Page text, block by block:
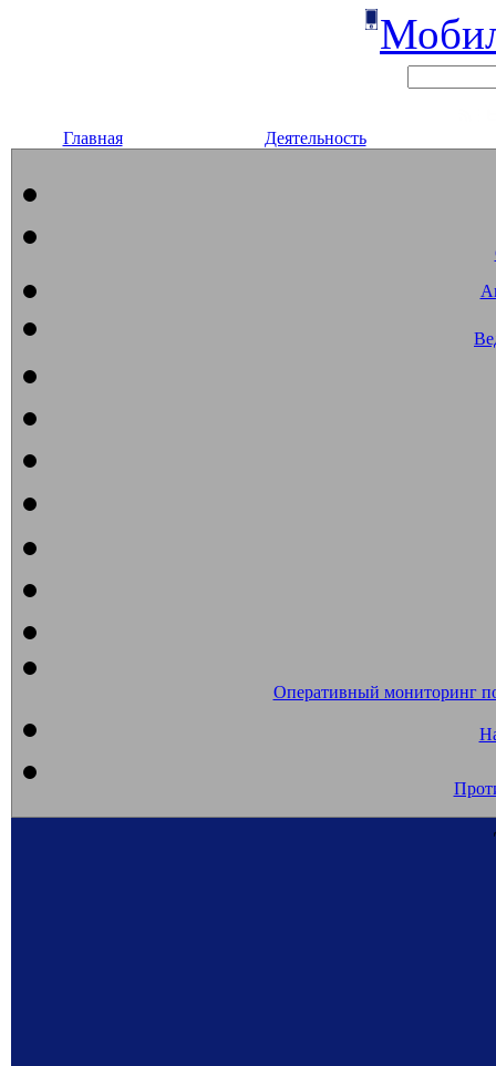
Главная Деятельность
Оперативный мониторинг